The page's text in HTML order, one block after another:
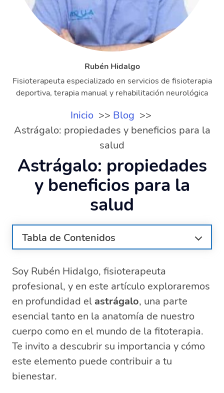
Rubén Hidalgo
Fisioterapeuta especializado en servicios de fisioterapia
deportiva, terapia manual y rehabilitación neurológica
Inicio
Blog
Astrágalo: propiedades y beneficios para la
salud
Astrágalo: propiedades
y beneficios para la
salud
Tabla de Contenidos
la Anatomía?
Beneficios y Propiedades Medicinales del
Astrágalo
Prevención y Tratamiento de Lesiones en
el Hueso Astrágalo
Cómo el Astrágalo Apoya el Bienestar
General
Astrágalo y Calcáneo: Entendiendo su
Relación
Soy Rubén Hidalgo, fisioterapeuta
profesional, y en este artículo exploraremos
en profundidad el astrágalo, una parte
esencial tanto en la anatomía de nuestro
cuerpo como en el mundo de la fitoterapia.
Te invito a descubrir su importancia y cómo
este elemento puede contribuir a tu
bienestar.